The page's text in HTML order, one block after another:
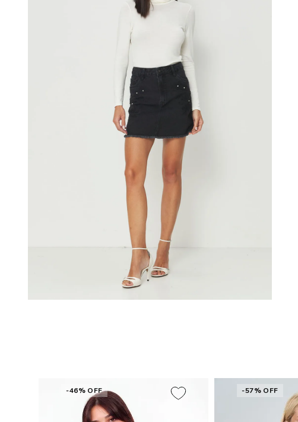
-46% OFF -57% OFF